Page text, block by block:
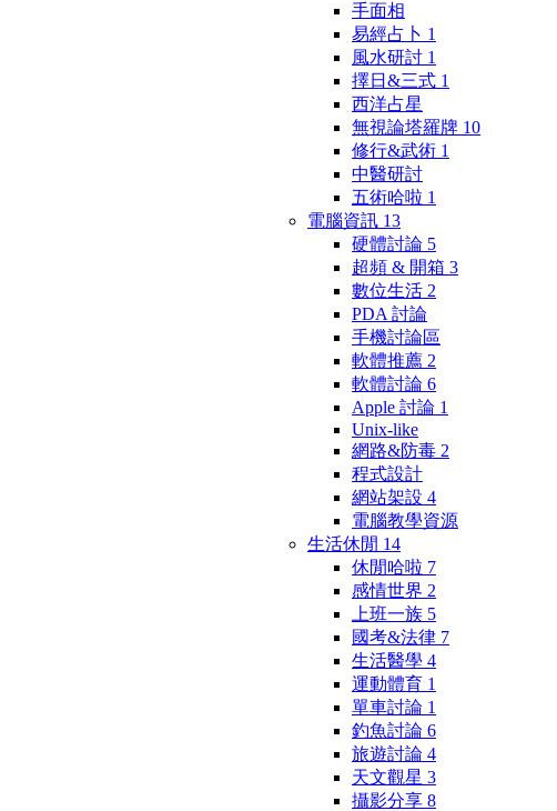
手面相
易經占卜 1
風水研討 1
擇日&三式 1
西洋占星
無視論塔羅牌 10
修行&武術 1
中醫研討
五術哈啦 1
電腦資訊 13
硬體討論 5
超頻 & 開箱 3
數位生活 2
PDA 討論
手機討論區
軟體推薦 2
軟體討論 6
Apple 討論 1
Unix-like
網路&防毒 2
程式設計
網站架設 4
電腦教學資源
生活休閒 14
休閒哈啦 7
感情世界 2
上班一族 5
國考&法律 7
生活醫學 4
運動體育 1
單車討論 1
釣魚討論 6
旅遊討論 4
天文觀星 3
攝影分享 8